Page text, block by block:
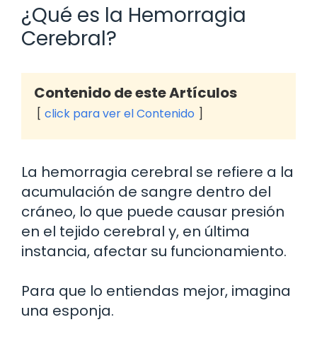
¿Qué es la Hemorragia
Cerebral?
Contenido de este Artículos
click para ver el Contenido
La hemorragia cerebral se refiere a la
acumulación de sangre dentro del
cráneo, lo que puede causar presión
en el tejido cerebral y, en última
instancia, afectar su funcionamiento.
Para que lo entiendas mejor, imagina
una esponja.